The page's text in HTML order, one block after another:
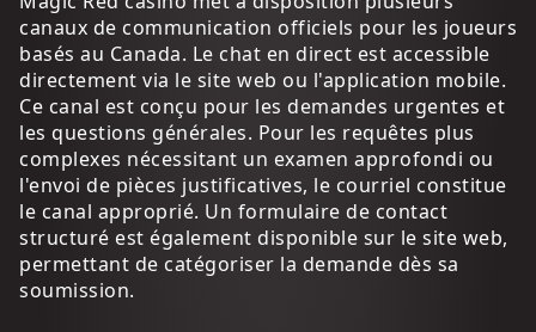
canaux de communication officiels pour les joueurs
basés au Canada. Le chat en direct est accessible
directement via le site web ou l'application mobile.
Ce canal est conçu pour les demandes urgentes et
les questions générales. Pour les requêtes plus
complexes nécessitant un examen approfondi ou
l'envoi de pièces justificatives, le courriel constitue
le canal approprié. Un formulaire de contact
structuré est également disponible sur le site web,
permettant de catégoriser la demande dès sa
soumission.